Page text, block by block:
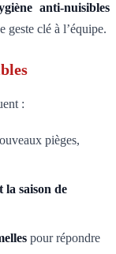
anti-nuisibles
geste clé à l’équipe.
:
pièges,
la saison de
pour répondre